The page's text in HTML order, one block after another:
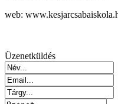
web:
Üzenetküldés